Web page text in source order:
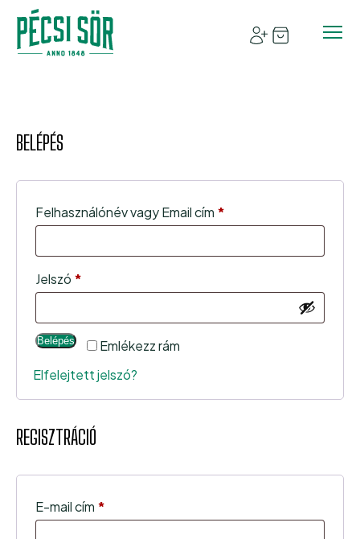
BELÉPÉS
Felhasználónév vagy Email cím *
Jelszó *
Emlékezz rám
Belépés
Elfelejtett jelszó?
REGISZTRÁCIÓ
E-mail cím *